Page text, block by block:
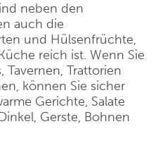
neben den
auch die
und Hülsenfrüchte,
reich ist. Wenn Sie
Tavernen, Trattorien
können Sie sicher
Gerichte, Salate
Gerste, Bohnen